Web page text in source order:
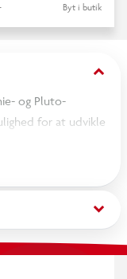
Byt i butik
keyboard_arrow_down
og Pluto-
for at udvikle
udvikling fra de
hånden eller
fine motoriske
visuelle
keyboard_arrow_down